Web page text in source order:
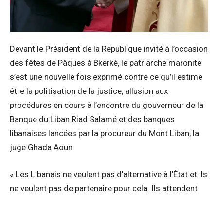
Devant le Président de la République invité à l’occasion
des fêtes de Pâques à Bkerké, le patriarche maronite
s’est une nouvelle fois exprimé contre ce qu’il estime
être la politisation de la justice, allusion aux
procédures en cours à l’encontre du gouverneur de la
Banque du Liban Riad Salamé et des banques
libanaises lancées par la procureur du Mont Liban, la
juge Ghada Aoun.
« Les Libanais ne veulent pas d’alternative à l’État et ils
ne veulent pas de partenaire pour cela. Ils attendent